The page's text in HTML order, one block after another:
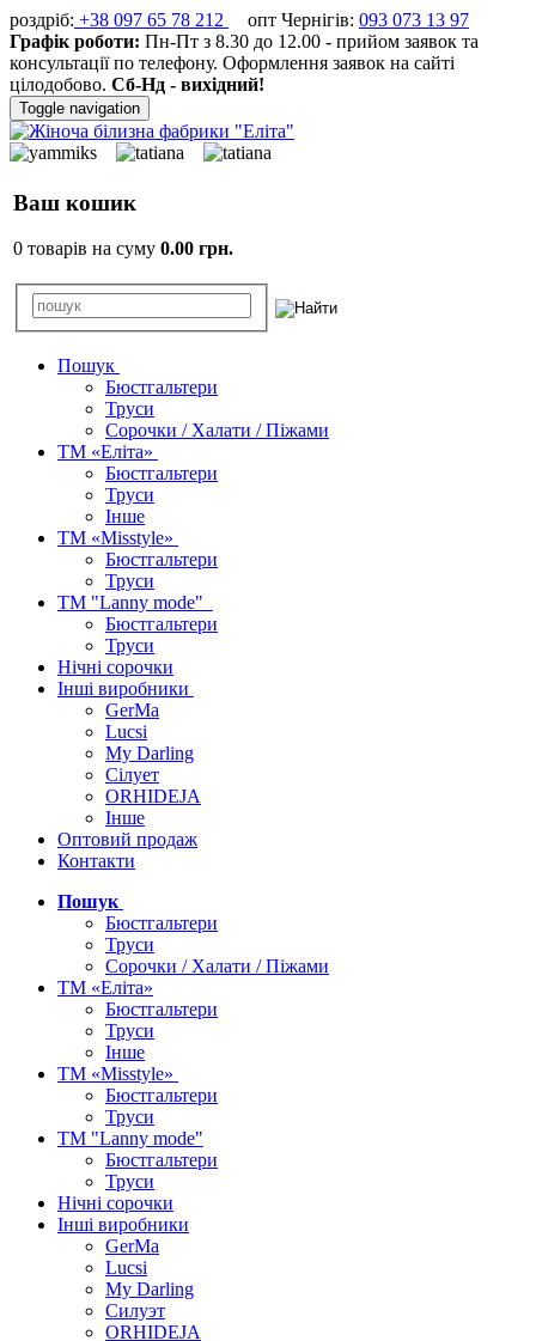
роздріб: +38 097 65 78 212 опт Чернігів: 093 073 13 97
Графік роботи: Пн-Пт з 8.30 до 12.00 - прийом заявок та
консультації по телефону. Оформлення заявок на сайті
цілодобово. Сб-Нд - вихідний!
Toggle navigation
Ваш кошик
0 товарів на суму 0.00 грн.
Пошук
Бюстгальтери
Труси
Сорочки / Халати / Піжами
ТМ «Еліта»
Бюстгальтери
Труси
Інше
ТМ «Misstyle»
Бюстгальтери
Труси
ТМ "Lanny mode"
Бюстгальтери
Труси
Нічні сорочки
Інші виробники
GerMa
Lucsi
My Darling
Сілует
ORHIDEJA
Інше
Оптовий продаж
Контакти
Пошук
Бюстгальтери
Труси
Сорочки / Халати / Піжами
ТМ «Еліта»
Бюстгальтери
Труси
Інше
ТМ «Misstyle»
Бюстгальтери
Труси
ТМ "Lanny mode"
Бюстгальтери
Труси
Нічні сорочки
Інші виробники
GerMa
Lucsi
My Darling
Силуэт
ORHIDEJA